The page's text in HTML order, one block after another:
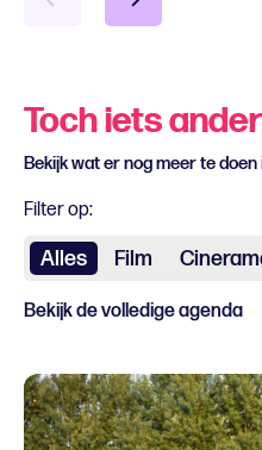
Toch iets
Bekijk wat er nog meer te
Filter op:
Alles Film
Bekijk de volledige agenda